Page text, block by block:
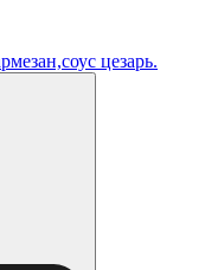
цезарь.